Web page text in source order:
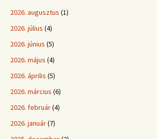
2026. augusztus (1)
2026. július (4)
2026. június (5)
2026. május (4)
2026. április (5)
2026. március (6)
2026. február(4)
2026. január(7)